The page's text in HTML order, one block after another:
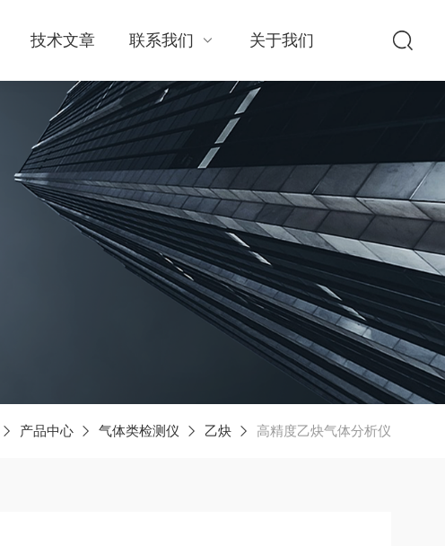
技术文章 联系我们 关于我们
产品中心 气体类检测仪 乙炔 高精度乙炔气体分析仪